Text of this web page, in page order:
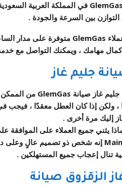
GlemGas في المملكة العربية
بين السرعة والجودة .
GlemGas متوفرة على مدار
مهامك ، ويمكنك التواصل مع
جليم غاز
جليم غاز صيانة GlemGas من الممكن
ولكن إذا كان العطل معقدًا ، فيجب
إليك مرة أخرى .
يثني جميع العملاء على الموافقة
إنه شخص ذو تصميم عالٍ وعلى
تنال إعجاب جميع المستهلكين .
الزقزوق صيانة